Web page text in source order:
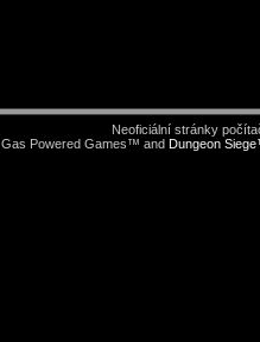
Neoficiální stránky
Gas Powered Games™ and Dungeon